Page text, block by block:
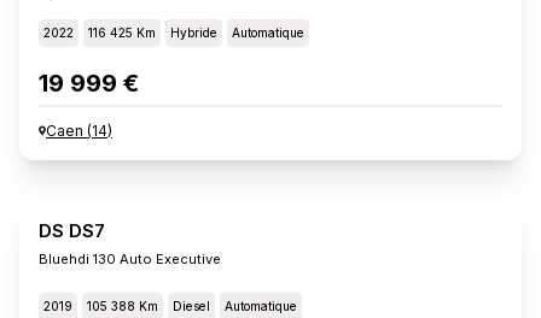
2022 116 425 Km Hybride Automatique
19 999 €
Caen (14)
DS DS7
Bluehdi 130 Auto Executive
2019 105 388 Km Diesel Automatique